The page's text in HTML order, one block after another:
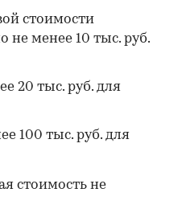
стоимости
не менее 10 тыс. руб.
20 тыс. руб. для
100 тыс. руб. для
стоимость не